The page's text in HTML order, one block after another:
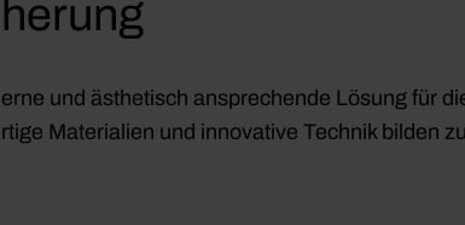
und ästhetisch ansprechende Lösung für
Materialien und innovative Technik bilden